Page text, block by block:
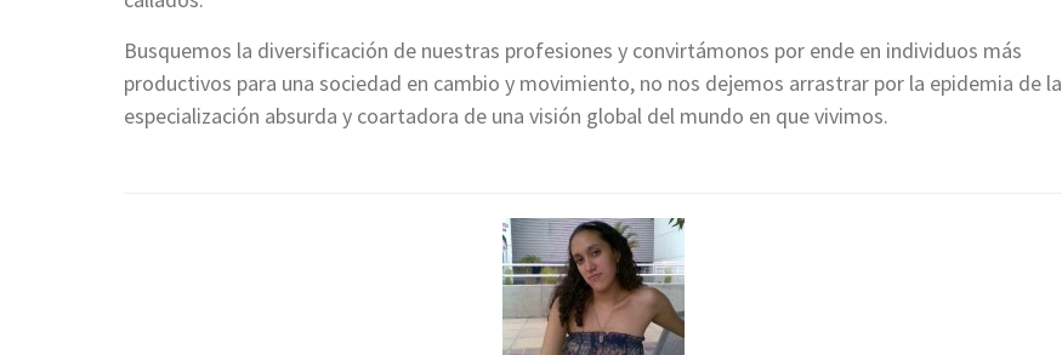
Busquemos la diversificación de nuestras profesiones y convirtámonos por ende en individuos más
productivos para una sociedad en cambio y movimiento, no nos dejemos arrastrar por la epidemia de la
especialización absurda y coartadora de una visión global del mundo en que vivimos.